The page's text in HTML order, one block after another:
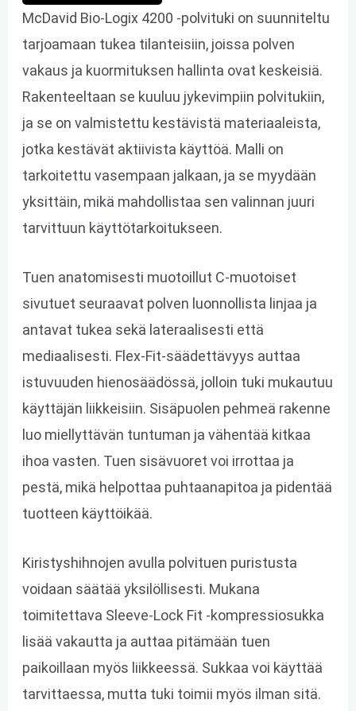
McDavid Bio-Logix 4200 -polvituki on suunniteltu
tarjoamaan tukea tilanteisiin, joissa polven
vakaus ja kuormituksen hallinta ovat keskeisiä.
Rakenteeltaan se kuuluu jykevimpiin polvitukiin,
ja se on valmistettu kestävistä materiaaleista,
jotka kestävät aktiivista käyttöä. Malli on
tarkoitettu vasempaan jalkaan, ja se myydään
yksittäin, mikä mahdollistaa sen valinnan juuri
tarvittuun käyttötarkoitukseen.
Tuen anatomisesti muotoillut C-muotoiset
sivutuet seuraavat polven luonnollista linjaa ja
antavat tukea sekä lateraalisesti että
mediaalisesti. Flex-Fit-säädettävyys auttaa
istuvuuden hienosäädössä, jolloin tuki mukautuu
käyttäjän liikkeisiin. Sisäpuolen pehmeä rakenne
luo miellyttävän tuntuman ja vähentää kitkaa
ihoa vasten. Tuen sisävuoret voi irrottaa ja
pestä, mikä helpottaa puhtaanapitoa ja pidentää
tuotteen käyttöikää.
Kiristyshihnojen avulla polvituen puristusta
voidaan säätää yksilöllisesti. Mukana
toimitettava Sleeve-Lock Fit -kompressiosukka
lisää vakautta ja auttaa pitämään tuen
paikoillaan myös liikkeessä. Sukkaa voi käyttää
tarvittaessa, mutta tuki toimii myös ilman sitä.